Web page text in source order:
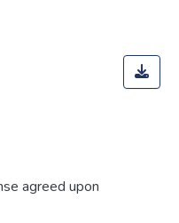
agreed upon